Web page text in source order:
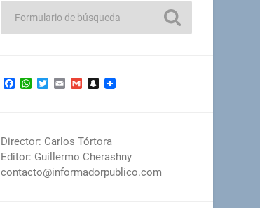
Facebook
WhatsApp
TwitterEmailGmailSnapchat
Director: Carlos Tórtora
Editor: Guillermo Cherashny
contacto@informadorpublico.com